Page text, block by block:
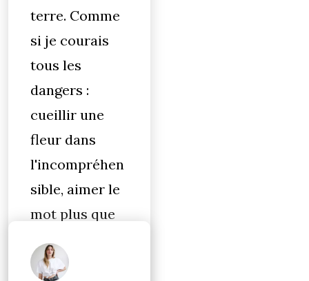
terre. Comme
si je courais
tous les
dangers :
cueillir une
fleur dans
l'incompréhen
sible, aimer le
mot plus que
moi-même.